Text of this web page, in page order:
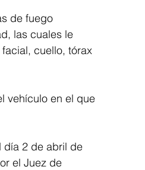
de fuego
las cuales le
cuello, tórax
vehículo en el que
día 2 de abril de
el Juez de